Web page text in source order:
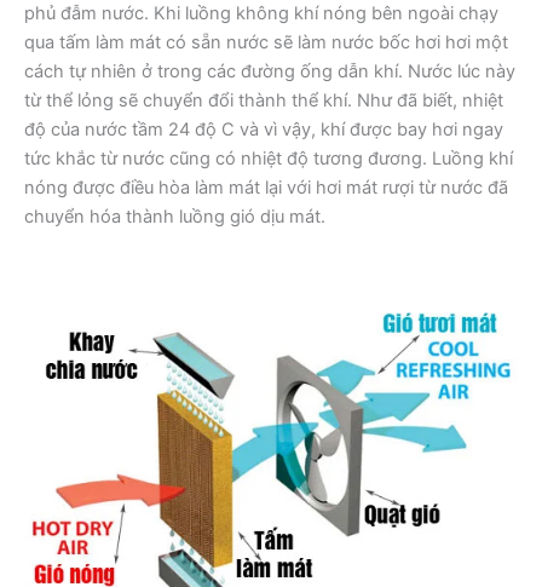
phủ đẫm nước. Khi luồng không khí nóng bên ngoài chạy
qua tấm làm mát có sẵn nước sẽ làm nước bốc hơi hơi một
cách tự nhiên ở trong các đường ống dẫn khí. Nước lúc này
từ thể lỏng sẽ chuyển đổi thành thể khí. Như đã biết, nhiệt
độ của nước tầm 24 độ C và vì vậy, khí được bay hơi ngay
tức khắc từ nước cũng có nhiệt độ tương đương. Luồng khí
nóng được điều hòa làm mát lại với hơi mát rượi từ nước đã
chuyển hóa thành luồng gió dịu mát.